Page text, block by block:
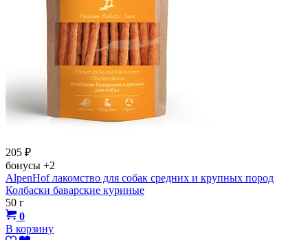
205 ₽
бонусы +2
AlpenHof лакомство для собак средних и крупных пород
Колбаски баварские куриные
50 г
0
В корзину